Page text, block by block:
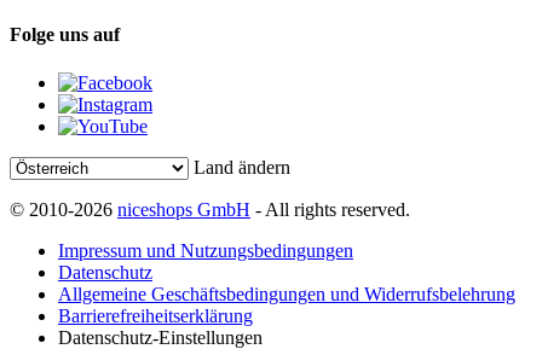
Folge uns auf
Land ändern
© 2010-2026 niceshops GmbH - All rights reserved.
Impressum und Nutzungsbedingungen
Datenschutz
Allgemeine Geschäftsbedingungen und Widerrufsbelehrung
Barrierefreiheitserklärung
Datenschutz-Einstellungen